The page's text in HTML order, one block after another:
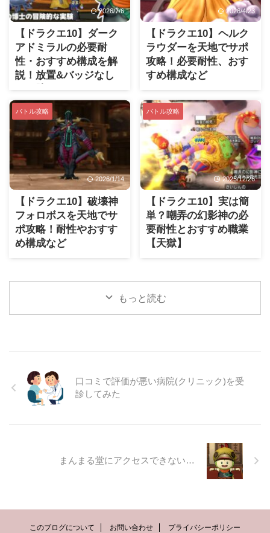
2026/7/6
【ドラクエ10】ダーク
アドミラルの必要耐
性・おすすめ構成を解
説！放置&バッジなし
でも勝てます（まもの
博士）
2026/4/23
【ドラクエ10】ヘルク
ラウダーを天地でサポ
攻略！必要耐性、おす
すめ構成など
バトル攻略
2026/1/14
【ドラクエ10】破壊神
フォロボスを天地でサ
ポ攻略！耐性やおすす
め構成など
バトル攻略
2025/12/26
【ドラクエ10】実は簡
単？嘲弄の幻影神の必
要耐性とおすすめ職業
【天獄】
もっと読む
口コミで評価が悪い病院(クリニック)を受
診してみた
まんまる堂にアクセスできない…
このブログについて お問い合わせ プライバシーポリシー